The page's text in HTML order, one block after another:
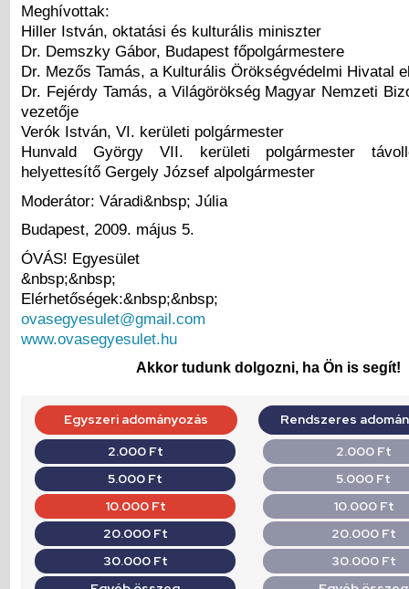
Meghívottak:
Hiller István, oktatási és kulturális miniszter
Dr. Demszky Gábor, Budapest főpolgármestere
Dr. Mezős Tamás, a Kulturális Örökségvédelmi Hivatal
Dr. Fejérdy Tamás, a Világörökség Magyar Nemzeti
vezetője
Verók István, VI. kerületi polgármester
Hunvald György VII. kerületi polgármester
helyettesítő Gergely József alpolgármester
Moderátor: Váradi&nbsp; Júlia
Budapest, 2009. május 5.
ÓVÁS! Egyesület
&nbsp;&nbsp;
Elérhetőségek:&nbsp;&nbsp;
ovasegyesulet@gmail.com
www.ovasegyesulet.hu
Akkor tudunk dolgozni, ha Ön is segít!